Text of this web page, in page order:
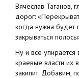
Вячеслав Таганов,
дорог:
когда нужна будет
закрываться
Ну и всё упирается
краевые власти их
закипит. Добавим,